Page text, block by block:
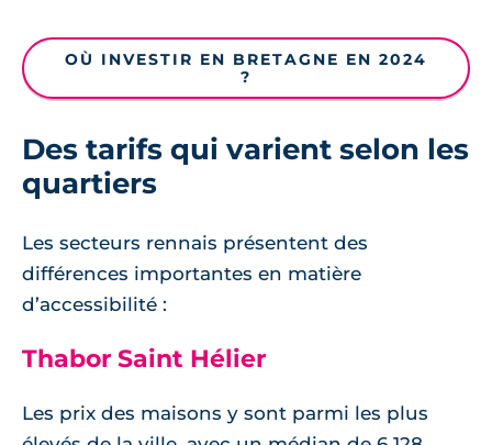
OÙ INVESTIR EN BRETAGNE EN 2024
?
Des tarifs qui varient selon les
quartiers
Les secteurs rennais présentent des
différences importantes en matière
d’accessibilité :
Thabor Saint Hélier
Les prix des maisons y sont parmi les plus